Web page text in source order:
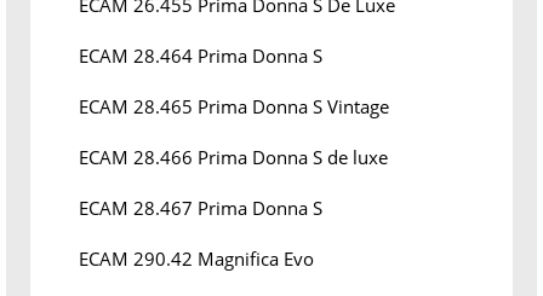
ECAM 26.455 Prima Donna S De Luxe
ECAM 28.464 Prima Donna S
ECAM 28.465 Prima Donna S Vintage
ECAM 28.466 Prima Donna S de luxe
ECAM 28.467 Prima Donna S
ECAM 290.42 Magnifica Evo